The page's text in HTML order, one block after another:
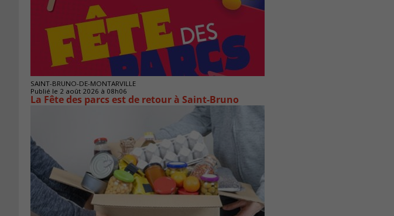
SAINT-BRUNO-DE-MONTARVILLE
Publié le 2 août 2026 à 08h06
La Fête des parcs est de retour à Saint-Bruno